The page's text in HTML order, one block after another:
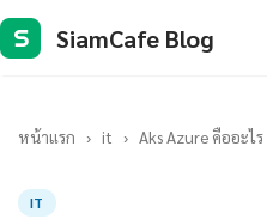
S SiamCafe Blog
หน้าแรก › it › Aks Azure คืออะไ
IT